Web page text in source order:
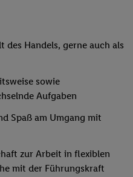
des Handels, gerne auch als
sowie
Aufgaben
Spaß am Umgang mit
zur Arbeit in flexiblen
mit der Führungskraft